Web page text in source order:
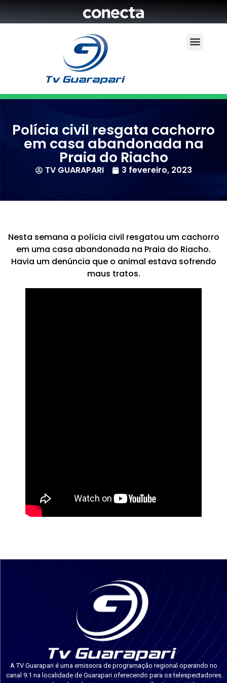
Polícia civil resgata cachorro
em casa abandonada na
Praia do Riacho
TV GUARAPARI 3 fevereiro, 2023
Nesta semana a polícia civil resgatou um cachorro
em uma casa abandonada na Praia do Riacho.
Havia um denúncia que o animal estava sofrendo
maus tratos.
A TV Guarapari é uma emissora de programação regional operando no
canal 9.1 na localidade de Guarapari oferecendo para os telespectadores